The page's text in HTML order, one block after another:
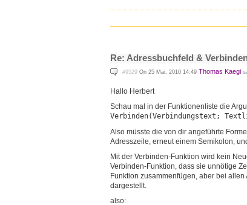
Re: Adressbuchfeld &
#9529 On 25 Mai, 2010 14:49 Thomas Kaegi
Hallo Herbert
Schau mal in der Funktionenliste die
Verbinden(Verbindungstext;
Also müsste die von dir angeführte
Adresszeile, erneut einem Semikolon,
Mit der Verbinden-Funktion wird kein
Verbinden-Funktion, dass sie unnötige
Funktion zusammenfügen, aber bei
dargestellt.
also: